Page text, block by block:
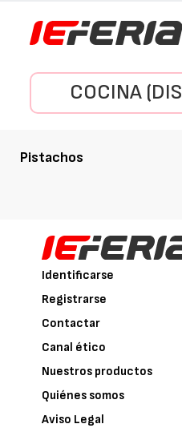
COCINA
Pistachos
Identificarse
Registrarse
Contactar
Canal ético
Nuestros productos
Quiénes somos
Aviso Legal